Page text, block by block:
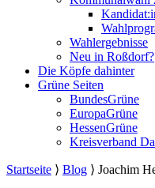
Wahlergebnisse
Neu in Roßdorf?
Die Köpfe dahinter
Grüne Seiten
BundesGrüne
EuropaGrüne
HessenGrüne
Kreisverband
Startseite ⟩ Blog ⟩ Joachim